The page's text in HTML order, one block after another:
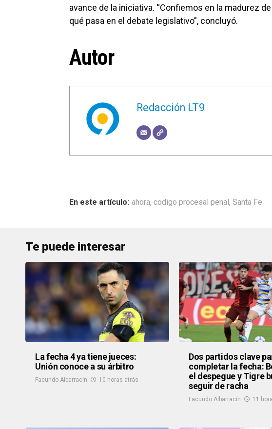
avance de la iniciativa. “Confiemos en la madurez
qué pasa en el debate legislativo”, concluyó.
Autor
Redacción LT9
ahora, codigo procesal penal, Santa Fe
Te puede interesar
La fecha 4 ya tiene jueces:
Unión conoce a su árbitro
Facundo Albarracín 10 horas atrás
Dos partidos clave
completar la fecha:
el despegue y Tigre
seguir de racha
Facundo Albarracín 11